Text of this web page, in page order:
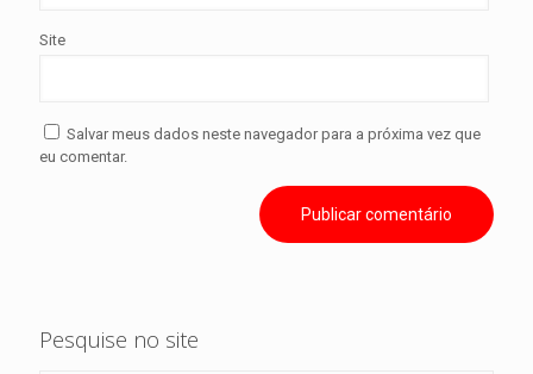
Site
Salvar meus dados neste navegador para a próxima vez que
eu comentar.
Pesquise no site